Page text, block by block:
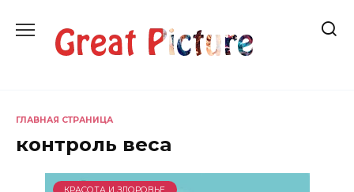
содержанию
ГЛАВНАЯ СТРАНИЦА
контроль веса
КРАСОТА И ЗДОРОВЬЕ